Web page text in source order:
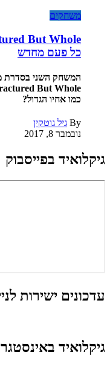
משחקים
כל פעם מחדש
כמו אחיו הגדול?
By גיל גוטקין
נובמבר 8, 2017
גיקלואיד בפייסבוק
עדכונים ישירות
גיקלואיד